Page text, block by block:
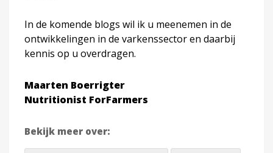
In de komende blogs wil ik u meenemen in de
ontwikkelingen in de varkenssector en daarbij
kennis op u overdragen.
Maarten Boerrigter
Nutritionist ForFarmers
Bekijk meer over: